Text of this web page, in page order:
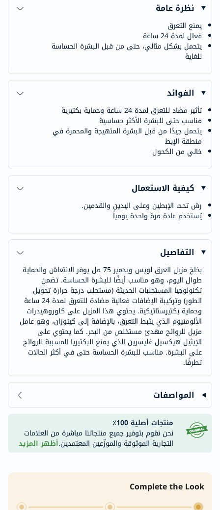
نظرة عامة
يمنع التعرق
فعال لمدة 24 ساعة
يتحمل بشكل مثالي، حتى من قبل البشرة الحساسة
للغاية
الفوائد
تأثير مضاد للتعرق لمدة 24 ساعة وحماية بكتيرية
مناسب حتى للبشرة الأكثر حساسية
يتحمل جيدًا من قبل البشرة المتهيجة والمحمرة في
منطقة الإبط
خالي من الكحول
كيفية الاستعمال
رش تحت الإبطين وعلى اليدين والقدمين.
يُستخدم عادة مرة واحدة يومياً
التفاصيل
بخاخ مزيل العرق لويس ويدمير 75 مل يوفر الانتعاش والحماية
طوال اليوم، وهو مناسب أيضًا للبشرة الحساسة. تضمن
تكنولوجيا المستحلبات الحديثة (مستحلب درجة حرارة تحويل
الطور) وتركيبة الإضافات فعالية مضادة للتعرق لمدة 24 ساعة
وحماية بكتيرستاتيكية. يحتوي هذا المزيل على كلوروهيدرات
الألومنيوم الذي يثبط التعرق، بالإضافة إلى كيتوزان، وهو عامل
مزيل للروائح مهدئ مستخلص من البحر. كما يحتوي على
الإيثيل هيكسيل غليسرين الذي يمنع البكتيريا المسببة للروائح
على البشرة. مناسب للبشرة الحساسة حتى في أكثر الحالات
تطرفًا.
المواصفات
منتجات أصلية 100٪
نحن نقوم بتوفير جميع منتجاتنا مباشرة من العلامات
التجارية الموثوقة والموزّعين المعتمدين.أظهر المزيد
Complete the Look